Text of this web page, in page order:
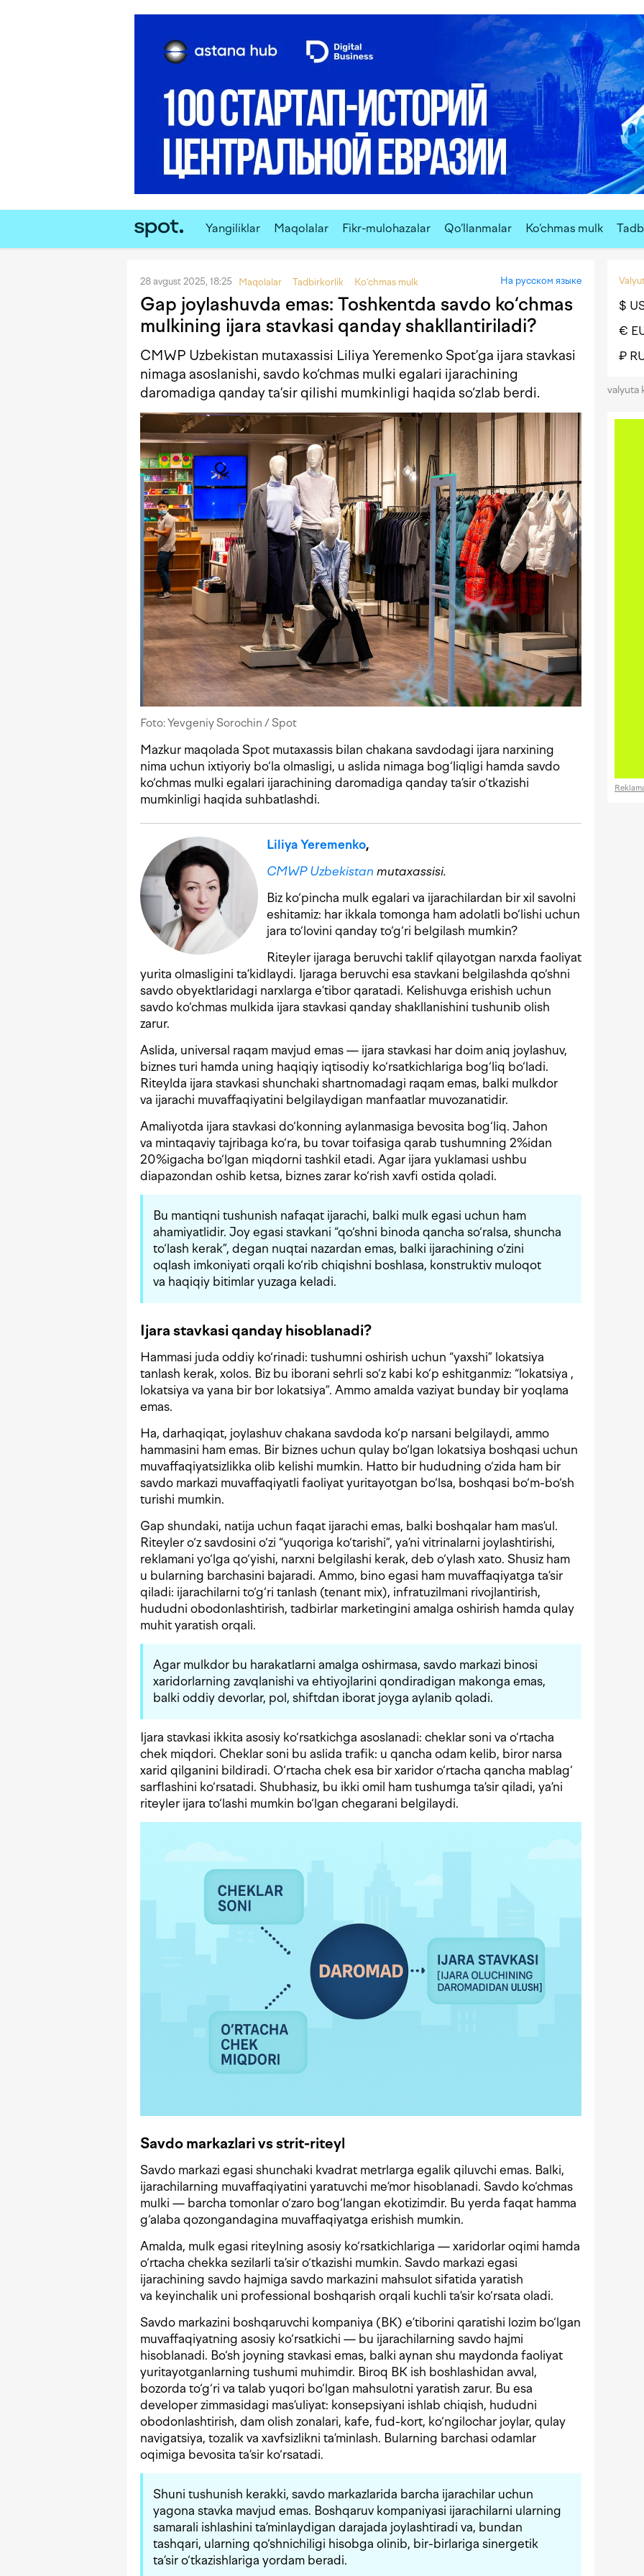
Yangiliklar Maqolalar Fikr-mulohazalar Qo‘llanmalar Ko‘chmas mulk
28 avgust 2025, 18:25 Maqolalar Tadbirkorlik Ko‘chmas mulk На русском языке
Gap joylashuvda emas: Toshkentda savdo ko‘chmas
mulkining ijara stavkasi qanday shakllantiriladi?
CMWP Uzbekistan mutaxassisi Liliya Yeremenko Spot’ga ijara stavkasi
nimaga asoslanishi, savdo ko‘chmas mulki egalari ijarachining
daromadiga qanday ta’sir qilishi mumkinligi haqida so‘zlab berdi.
Foto: Yevgeniy Sorochin / Spot
Mazkur maqolada Spot mutaxassis bilan chakana savdodagi ijara narxining
nima uchun ixtiyoriy bo‘la olmasligi, u aslida nimaga bog‘liqligi hamda savdo
ko‘chmas mulki egalari ijarachining daromadiga qanday ta’sir o‘tkazishi
mumkinligi haqida suhbatlashdi.
Liliya Yeremenko,
CMWP Uzbekistan mutaxassisi.
Biz ko‘pincha mulk egalari va ijarachilardan bir xil savolni
eshitamiz: har ikkala tomonga ham adolatli bo‘lishi uchun
jara to‘lovini qanday to‘g‘ri belgilash mumkin?
Riteyler ijaraga beruvchi taklif qilayotgan narxda faoliyat
yurita olmasligini ta’kidlaydi. Ijaraga beruvchi esa stavkani belgilashda qo‘shni
savdo obyektlaridagi narxlarga e’tibor qaratadi. Kelishuvga erishish uchun
savdo ko‘chmas mulkida ijara stavkasi qanday shakllanishini tushunib olish
zarur.
Aslida, universal raqam mavjud emas — ijara stavkasi har doim aniq joylashuv,
biznes turi hamda uning haqiqiy iqtisodiy ko‘rsatkichlariga bog‘liq bo‘ladi.
Riteylda ijara stavkasi shunchaki shartnomadagi raqam emas, balki mulkdor
va ijarachi muvaffaqiyatini belgilaydigan manfaatlar muvozanatidir.
Amaliyotda ijara stavkasi do‘konning aylanmasiga bevosita bog‘liq. Jahon
va mintaqaviy tajribaga ko‘ra, bu tovar toifasiga qarab tushumning 2%idan
20%igacha bo‘lgan miqdorni tashkil etadi. Agar ijara yuklamasi ushbu
diapazondan oshib ketsa, biznes zarar ko‘rish xavfi ostida qoladi.
Bu mantiqni tushunish nafaqat ijarachi, balki mulk egasi uchun ham
ahamiyatlidir. Joy egasi stavkani “qo‘shni binoda qancha so‘ralsa, shuncha
to‘lash kerak”, degan nuqtai nazardan emas, balki ijarachining o‘zini
oqlash imkoniyati orqali ko‘rib chiqishni boshlasa, konstruktiv muloqot
va haqiqiy bitimlar yuzaga keladi.
Ijara stavkasi qanday hisoblanadi?
Hammasi juda oddiy ko‘rinadi: tushumni oshirish uchun “yaxshi” lokatsiya
tanlash kerak, xolos. Biz bu iborani sehrli so‘z kabi ko‘p eshitganmiz: “lokatsiya ,
lokatsiya va yana bir bor lokatsiya”. Ammo amalda vaziyat bunday bir yoqlama
emas.
Ha, darhaqiqat, joylashuv chakana savdoda ko‘p narsani belgilaydi, ammo
hammasini ham emas. Bir biznes uchun qulay bo‘lgan lokatsiya boshqasi uchun
muvaffaqiyatsizlikka olib kelishi mumkin. Hatto bir hududning o‘zida ham bir
savdo markazi muvaffaqiyatli faoliyat yuritayotgan bo‘lsa, boshqasi bo‘m-bo‘sh
turishi mumkin.
Gap shundaki, natija uchun faqat ijarachi emas, balki boshqalar ham mas’ul.
Riteyler o‘z savdosini o‘zi “yuqoriga ko‘tarishi”, ya’ni vitrinalarni joylashtirishi,
reklamani yo‘lga qo‘yishi, narxni belgilashi kerak, deb o‘ylash xato. Shusiz ham
u bularning barchasini bajaradi. Ammo, bino egasi ham muvaffaqiyatga ta’sir
qiladi: ijarachilarni to‘g‘ri tanlash (tenant mix), infratuzilmani rivojlantirish,
hududni obodonlashtirish, tadbirlar marketingini amalga oshirish hamda qulay
muhit yaratish orqali.
Agar mulkdor bu harakatlarni amalga oshirmasa, savdo markazi binosi
xaridorlarning zavqlanishi va ehtiyojlarini qondiradigan makonga emas,
balki oddiy devorlar, pol, shiftdan iborat joyga aylanib qoladi.
Ijara stavkasi ikkita asosiy ko‘rsatkichga asoslanadi: cheklar soni va o‘rtacha
chek miqdori. Cheklar soni bu aslida trafik: u qancha odam kelib, biror narsa
xarid qilganini bildiradi. O‘rtacha chek esa bir xaridor o‘rtacha qancha mablag‘
sarflashini ko‘rsatadi. Shubhasiz, bu ikki omil ham tushumga ta’sir qiladi, ya’ni
riteyler ijara to‘lashi mumkin bo‘lgan chegarani belgilaydi.
Savdo markazlari vs strit-riteyl
Savdo markazi egasi shunchaki kvadrat metrlarga egalik qiluvchi emas. Balki,
ijarachilarning muvaffaqiyatini yaratuvchi me’mor hisoblanadi. Savdo ko‘chmas
mulki — barcha tomonlar o‘zaro bog‘langan ekotizimdir. Bu yerda faqat hamma
g‘alaba qozongandagina muvaffaqiyatga erishish mumkin.
Amalda, mulk egasi riteylning asosiy ko‘rsatkichlariga — xaridorlar oqimi hamda
o‘rtacha chekka sezilarli ta’sir o‘tkazishi mumkin. Savdo markazi egasi
ijarachining savdo hajmiga savdo markazini mahsulot sifatida yaratish
va keyinchalik uni professional boshqarish orqali kuchli ta’sir ko‘rsata oladi.
Savdo markazini boshqaruvchi kompaniya (BK) e’tiborini qaratishi lozim bo‘lgan
muvaffaqiyatning asosiy ko‘rsatkichi — bu ijarachilarning savdo hajmi
hisoblanadi. Bo‘sh joyning stavkasi emas, balki aynan shu maydonda faoliyat
yuritayotganlarning tushumi muhimdir. Biroq BK ish boshlashidan avval,
bozorda to‘g‘ri va talab yuqori bo‘lgan mahsulotni yaratish zarur. Bu esa
developer zimmasidagi mas’uliyat: konsepsiyani ishlab chiqish, hududni
obodonlashtirish, dam olish zonalari, kafe, fud-kort, ko‘ngilochar joylar, qulay
navigatsiya, tozalik va xavfsizlikni ta’minlash. Bularning barchasi odamlar
oqimiga bevosita ta’sir ko‘rsatadi.
Shuni tushunish kerakki, savdo markazlarida barcha ijarachilar uchun
yagona stavka mavjud emas. Boshqaruv kompaniyasi ijarachilarni ularning
samarali ishlashini ta’minlaydigan darajada joylashtiradi va, bundan
tashqari, ularning qo‘shnichiligi hisobga olinib, bir-birlariga sinergetik
ta’sir o‘tkazishlariga yordam beradi.
$
€
₽
valyuta